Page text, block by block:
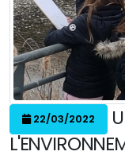
22/03/2022